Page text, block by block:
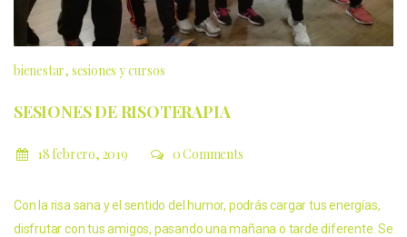
bienestar sesiones y cursos
SESIONES DE RISOTERAPIA
18 febrero, 2019 0 Comments
Con la risa sana y el sentido del humor, podrás cargar tus energías,
disfrutar con tus amigos, pasando una mañana o tarde diferente. Se